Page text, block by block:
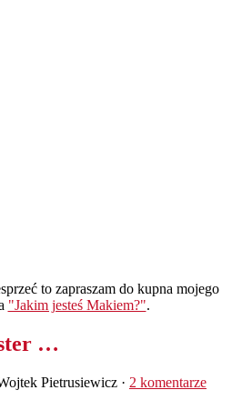
to zapraszam do kupna mojego
"Jakim jesteś Makiem?".
…
Pietrusiewicz · 2 komentarze